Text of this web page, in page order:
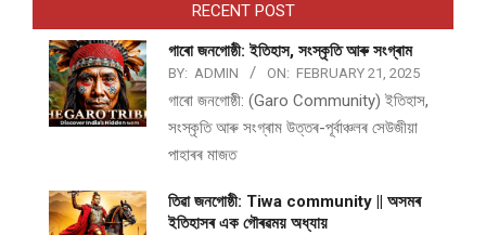
RECENT POST
গাৰো জনগোষ্ঠী: ইতিহাস, সংস্কৃতি আৰু সংগ্ৰাম
BY: ADMIN ON: FEBRUARY 21, 2025
গাৰো জনগোষ্ঠী: (Garo Community) ইতিহাস,
সংস্কৃতি আৰু সংগ্ৰাম উত্তৰ-পূৰ্বাঞ্চলৰ সেউজীয়া
পাহাৰৰ মাজত
তিৱা জনগোষ্ঠী: Tiwa community || অসমৰ
ইতিহাসৰ এক গৌৰৱময় অধ্যায়